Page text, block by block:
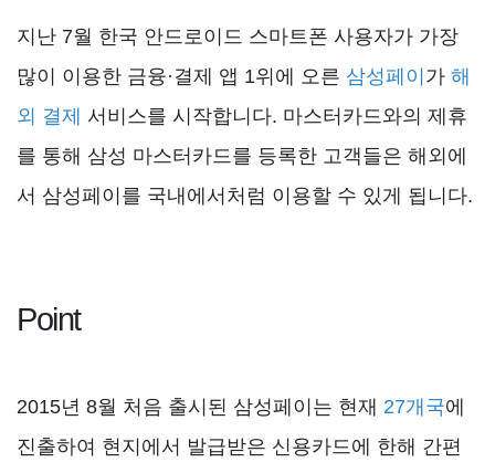
지난 7월 한국 안드로이드 스마트폰 사용자가 가장
많이 이용한 금융·결제 앱 1위에 오른 삼성페이 가 해
외 결제 서비스를 시작합니다. 마스터카드와의 제휴
를 통해 삼성 마스터카드를 등록한 고객들은 해외에
서 삼성페이를 국내에서처럼 이용할 수 있게 됩니다.
Point
2015년 8월 처음 출시된 삼성페이는 현재 27개국에
진출하여 현지에서 발급받은 신용카드에 한해 간편